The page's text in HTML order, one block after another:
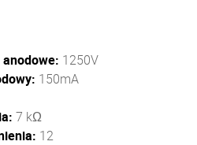
1250V
150mA
7 kΩ
12